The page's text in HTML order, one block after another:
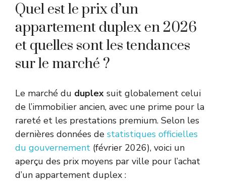
Quel est le prix d’un
appartement duplex en 2026
et quelles sont les tendances
sur le marché ?
Le marché du duplex suit globalement celui
de l’immobilier ancien, avec une prime pour la
rareté et les prestations premium. Selon les
dernières données de statistiques officielles
du gouvernement (février 2026), voici un
aperçu des prix moyens par ville pour l’achat
d’un appartement duplex :